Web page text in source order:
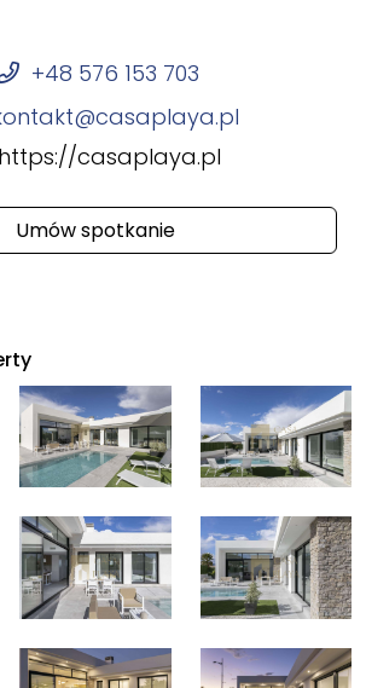
+48 576 153 703
casaplaya.pl
Umów spotkanie